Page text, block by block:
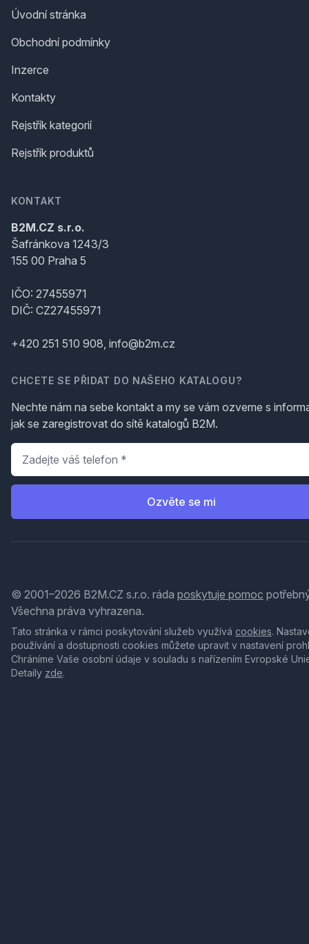
Úvodní stránka
Obchodní podmínky
Inzerce
Kontakty
Rejstřík kategorií
Rejstřík produktů
KONTAKT
B2M.CZ s.r.o.
Šafránkova 1243/3
155 00 Praha 5
IČO: 27455971
DIČ: CZ27455971
+420 251 510 908, info@b2m.cz
CHCETE SE PŘIDAT DO NAŠEHO KATALOGU?
Nechte nám na sebe kontakt a my se vám ozveme s
jak se zaregistrovat do sítě katalogů B2M.
Telefon
Ozvěte se mi
© 2001–2026 B2M.CZ s.r.o. ráda poskytuje pomoc
Všechna práva vyhrazena.
Tato stránka v rámci poskytování služeb využívá cookies.
používání a dostupnosti cookies můžete upravit v nastavení
Chráníme Vaše osobní údaje v souladu s nařízením Evropské
Detaily zde.